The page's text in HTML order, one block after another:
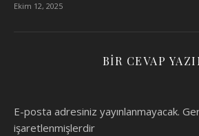
Ekim 12, 2025
BIR CEVAP
E-posta adresiniz yayınlanmayacak.
işaretlenmişlerdir